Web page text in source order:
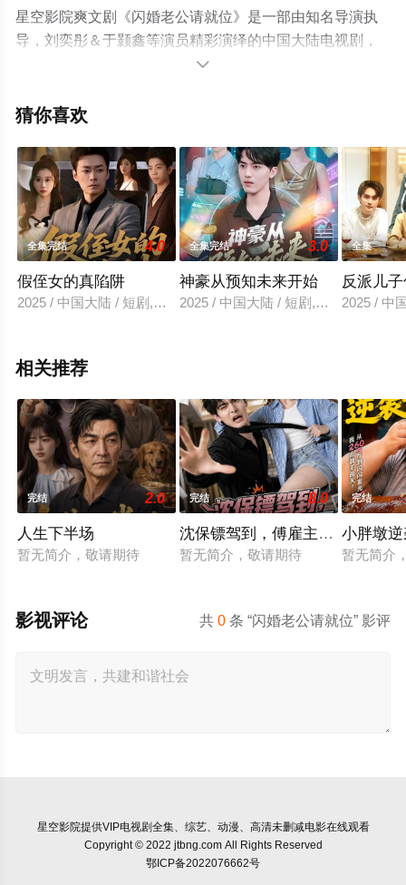
星空影院爽文剧《闪婚老公请就位》是一部由知名导演执
导，刘奕彤＆于颢鑫等演员精彩演绎的中国大陆电视剧，
大结局剧情已揭晓（全集），超前点播免费观看高清无删
步至豆瓣电视剧、电视猫或剧情网等平台了解。

猜你喜欢
全集完结 4.0
假侄女的真陷阱
2025 / 中国大陆 / 短剧,反转爽
全集完结 3.0
神豪从预知未来开始
2025 / 中国大陆 / 短剧,年代穿越
全集
反派儿
2025 / 中
相关推荐
完结 2.0
人生下半场
暂无简介，敬请期待
完结 8.0
沈保镖驾到，傅雇主沦陷了
暂无简介，敬请期待
完结
小胖墩
暂无简介
共0 条 “闪婚老公请就位” 影评
影视评论
星空影院提供VIP电视剧全集、综艺、动漫、高清未删减电影在线观看
Copyright © 2022 jtbng.com All Rights Reserved
鄂ICP备2022076662号